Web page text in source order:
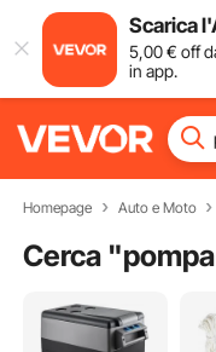
Scarica
5,00€ off
in app.
Homepage Auto e Moto
Cerca "